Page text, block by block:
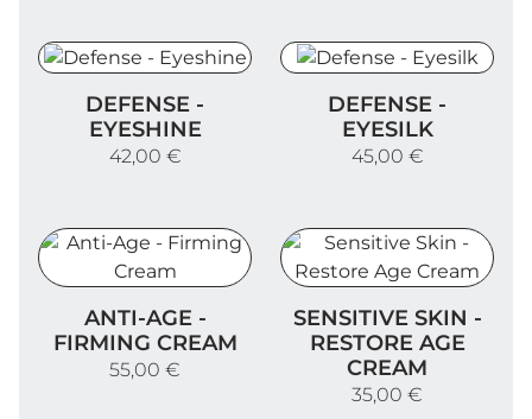
DEFENSE -
EYESHINE
42,00 €
DEFENSE -
EYESILK
45,00 €
ANTI-AGE -
FIRMING CREAM
55,00 €
SENSITIVE SKIN -
RESTORE AGE
CREAM
35,00 €